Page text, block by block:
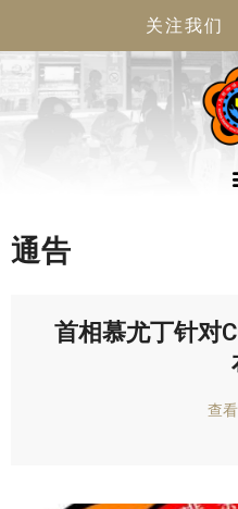
关注我们
通告
首相慕尤丁针对
查